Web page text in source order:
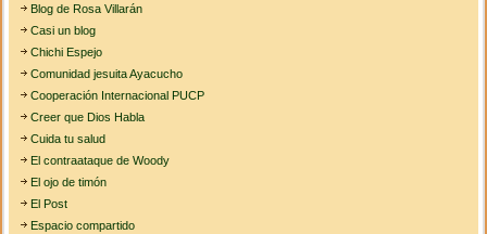
Blog de Rosa Villarán
Casi un blog
Chichi Espejo
Comunidad jesuita Ayacucho
Cooperación Internacional PUCP
Creer que Dios Habla
Cuida tu salud
El contraataque de Woody
El ojo de timón
El Post
Espacio compartido